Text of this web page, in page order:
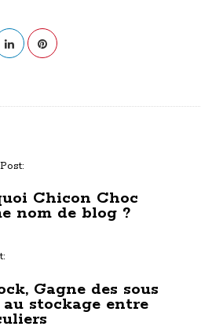
Chicon Choc
nom de blog ?
Gagne des sous
au stockage entre